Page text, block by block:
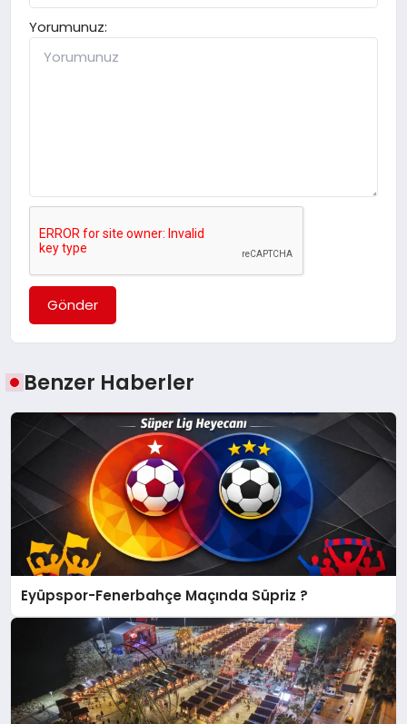
Yorumunuz:
Gönder
Benzer Haberler
Eyüpspor-Fenerbahçe Maçında Süpriz ?